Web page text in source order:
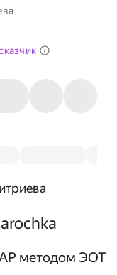
методом ЭОТ